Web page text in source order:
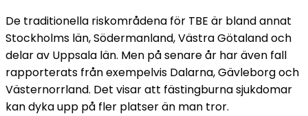
De traditionella riskområdena för TBE är bland annat
Stockholms län, Södermanland, Västra Götaland och
delar av Uppsala län. Men på senare år har även fall
rapporterats från exempelvis Dalarna, Gävleborg och
Västernorrland. Det visar att fästingburna sjukdomar
kan dyka upp på fler platser än man tror.